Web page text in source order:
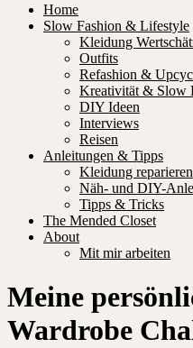
Home
Slow Fashion & Lifestyle
Kleidung
Outfits
Refashion &
Kreativität & Slow
DIY Ideen
Interviews
Reisen
Anleitungen & Tipps
Kleidung reparieren
Näh- und DIY-
Tipps & Tricks
The Mended Closet
About
Mit mir arbeiten
Meine
Wardrobe